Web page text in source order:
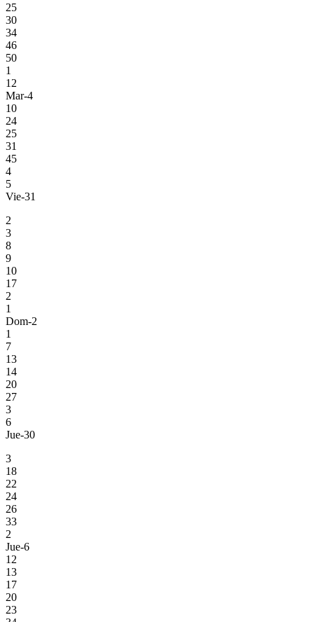
25
30
34
46
50
1
12
Mar-4
10
24
25
31
45
4
5
Vie-31
2
3
8
9
10
17
2
1
Dom-2
1
7
13
14
20
27
3
6
Jue-30
3
18
22
24
26
33
2
Jue-6
12
13
17
20
23